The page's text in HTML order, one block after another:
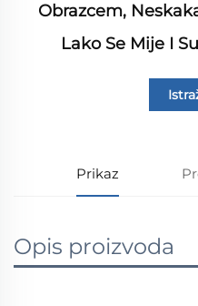
Obrazcem,
Lako Se Mije I
Prikaz
Opis proizvoda